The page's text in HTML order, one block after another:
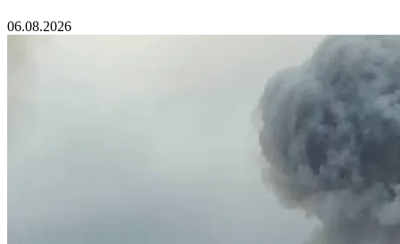
06.08.2026